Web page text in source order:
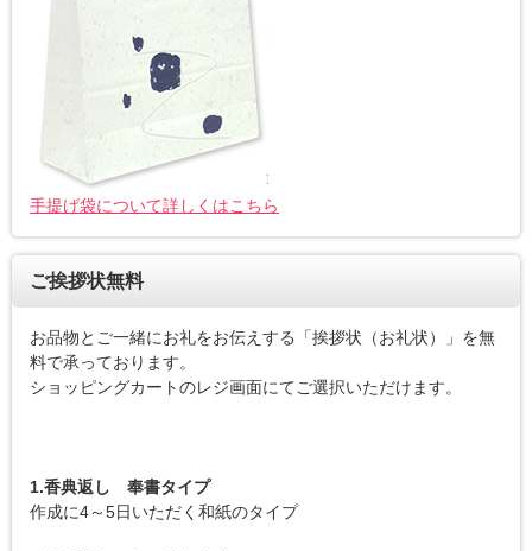
手提げ袋について詳しくはこちら
ご挨拶状無料
お品物とご一緒にお礼をお伝えする「挨拶状（お礼状）」を無
料で承っております。
ショッピングカートのレジ画面にてご選択いただけます。
1.香典返し 奉書タイプ
作成に4～5日いただく和紙のタイプ